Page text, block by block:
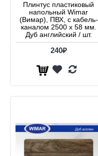
Плинтус пластиковый
напольный Wimar
(Вимар), ПВХ, с кабель-
каналом 2500 х 58 мм.
Дуб английский / шт.
240₽